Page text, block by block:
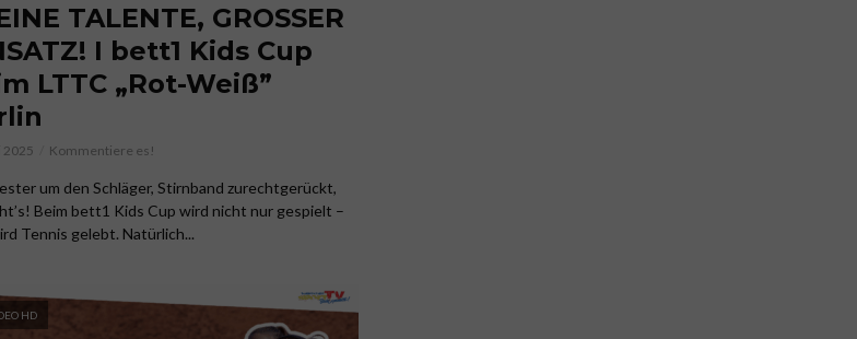
TALENTE, GROSSER
I bett1 Kids Cup
LTTC „Rot-Weiß”
2025 Kommentiere es!
um den Schläger, Stirnband zurechtgerückt,
Beim bett1 Kids Cup wird nicht nur gespielt –
Tennis gelebt. Natürlich...
HD